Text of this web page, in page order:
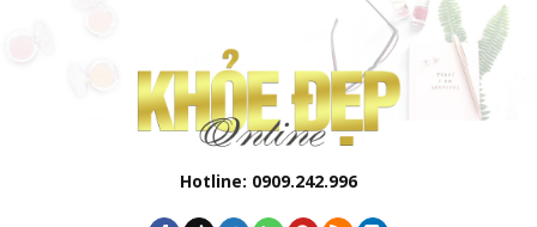
Hotline: 0909.242.996